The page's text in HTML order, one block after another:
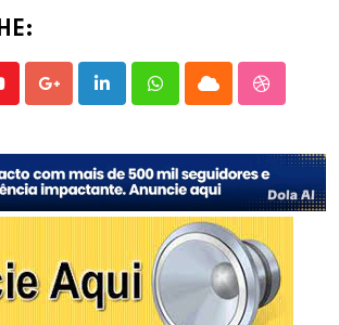
Google+LinkedInWhatsappCloud